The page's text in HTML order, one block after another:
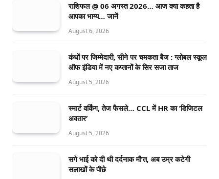
राशिफल @ 06 अगस्त 2026… आज क्या कहता है
आपका भाग्य… जानें
August 6, 2026
कंधों पर जिम्मेदारी, सीने पर चमकता बैज : ग्लोबल स्कूल
ऑफ इंडिया में नए कप्तानों के सिर सजा ताज
August 5, 2026
स्मार्ट वर्किंग, तेज फैसले… CCL में HR का ‘डिजिटल
अवतार’
August 5, 2026
सगे भाई को दी थी दर्दनाक मौ’त, अब उम्र कटेगी
सलाखों के पीछे